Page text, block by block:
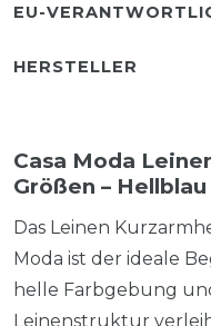
EU-
HERSTELLER
Casa Moda
Größen – Hellblau
Das Leinen
Moda ist der ideale
helle Farbgebung
Leinenstruktur